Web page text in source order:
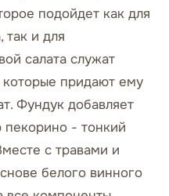
подойдет как для
и для
салата служат
придают ему
Фундук добавляет
пекорино - тонкий
с травами и
белого винного